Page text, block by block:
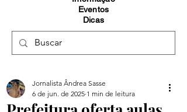
Eventos
Dicas
Jornalista Ândrea Sasse
6 de jun. de 2025 1 min de leitura